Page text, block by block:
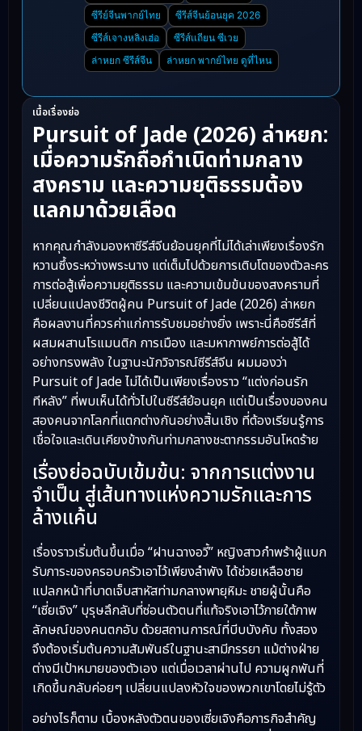
ซีรีย์จีนพากย์ไทย
ซีรีส์จีนย้อนยุค 2026
ซีรีส์เจางหลิงเฮ่อ
ซีรีส์เเถียน ซีเวย
ล่าหยก ซีรีส์จีน
ล่าหยก พากย์ไทย ดูที่ไหน
เนื้อเรื่องย่อ
Pursuit of Jade (2026) ล่าหยก:
เมื่อความรักถือกำเนิดท่ามกลาง
สงคราม และความยุติธรรมต้อง
แลกมาด้วยเลือด
หากคุณกำลังมองหาซีรีส์จีนย้อนยุคที่ไม่ได้เล่าเพียงเรื่องรัก
หวานซึ้งระหว่างพระนาง แต่เต็มไปด้วยการเติบโตของตัวละคร
การต่อสู้เพื่อความยุติธรรม และความเข้มข้นของสงครามที่
เปลี่ยนแปลงชีวิตผู้คน Pursuit of Jade (2026) ล่าหยก
คือผลงานที่ควรค่าแก่การรับชมอย่างยิ่ง เพราะนี่คือซีรีส์ที่
ผสมผสานโรแมนติก การเมือง และมหากาพย์การต่อสู้ได้
อย่างทรงพลัง ในฐานะนักวิจารณ์ซีรีส์จีน ผมมองว่า
Pursuit of Jade ไม่ได้เป็นเพียงเรื่องราว “แต่งก่อนรัก
ทีหลัง” ที่พบเห็นได้ทั่วไปในซีรีส์ย้อนยุค แต่เป็นเรื่องของคน
สองคนจากโลกที่แตกต่างกันอย่างสิ้นเชิง ที่ต้องเรียนรู้การ
เชื่อใจและเดินเคียงข้างกันท่ามกลางชะตากรรมอันโหดร้าย
เรื่องย่อฉบับเข้มข้น: จากการแต่งงาน
จำเป็น สู่เส้นทางแห่งความรักและการ
ล้างแค้น
เรื่องราวเริ่มต้นขึ้นเมื่อ “ฝานฉางอวี้” หญิงสาวกำพร้าผู้แบก
รับภาระของครอบครัวเอาไว้เพียงลำพัง ได้ช่วยเหลือชาย
แปลกหน้าที่บาดเจ็บสาหัสท่ามกลางพายุหิมะ ชายผู้นั้นคือ
“เซี่ยเจิง” บุรุษลึกลับที่ซ่อนตัวตนที่แท้จริงเอาไว้ภายใต้ภาพ
ลักษณ์ของคนตกอับ ด้วยสถานการณ์ที่บีบบังคับ ทั้งสอง
จึงต้องเริ่มต้นความสัมพันธ์ในฐานะสามีภรรยา แม้ต่างฝ่าย
ต่างมีเป้าหมายของตัวเอง แต่เมื่อเวลาผ่านไป ความผูกพันที่
เกิดขึ้นกลับค่อยๆ เปลี่ยนแปลงหัวใจของพวกเขาโดยไม่รู้ตัว
อย่างไรก็ตาม เบื้องหลังตัวตนของเซี่ยเจิงคือภารกิจสำคัญ